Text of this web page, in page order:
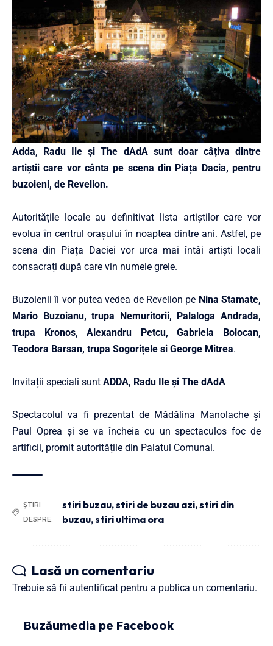
Adda, Radu Ile și The dAdA sunt doar câțiva dintre
artiștii care vor cânta pe scena din Piața Dacia, pentru
buzoieni, de Revelion.
Autoritățile locale au definitivat lista artiștilor care vor
evolua în centrul orașului în noaptea dintre ani. Astfel, pe
scena din Piața Daciei vor urca mai întâi artiști locali
consacrați după care vin numele grele.
Buzoienii îi vor putea vedea de Revelion pe Nina Stamate,
Mario Buzoianu, trupa Nemuritorii, Palaloga Andrada,
trupa Kronos, Alexandru Petcu, Gabriela Bolocan,
Teodora Barsan, trupa Sogorițele si George Mitrea.
Invitații speciali sunt ADDA, Radu Ile și The dAdA
Spectacolul va fi prezentat de Mădălina Manolache și
Paul Oprea și se va încheia cu un spectaculos foc de
artificii, promit autoritățile din Palatul Comunal.
ȘTIRI
DESPRE:
stiri buzau,stiri de buzau azi,stiri din
buzau,stiri ultima ora
Lasă un comentariu
Trebuie să fii autentificat pentru a publica un comentariu.
Buzăumedia pe Facebook